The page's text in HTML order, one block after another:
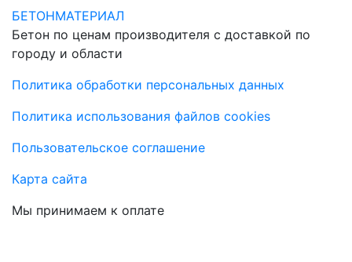
БЕТОНМАТЕРИАЛ
Бетон по ценам производителя с доставкой по
городу и области
Политика обработки персональных данных
Политика использования файлов cookies
Пользовательское соглашение
Карта сайта
Мы принимаем к оплате